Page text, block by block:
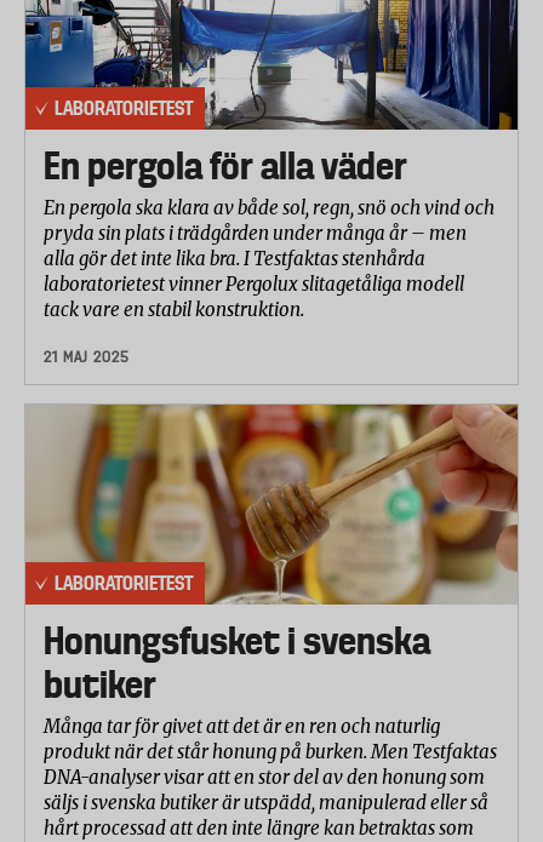
LABORATORIETEST
En pergola för alla väder
En pergola ska klara av både sol, regn, snö och vind och
pryda sin plats i trädgården under många år – men
alla gör det inte lika bra. I Testfaktas stenhårda
laboratorietest vinner Pergolux slitagetåliga modell
tack vare en stabil konstruktion.
21 MAJ 2025
LABORATORIETEST
Honungsfusket i svenska
butiker
Många tar för givet att det är en ren och naturlig
produkt när det står honung på burken. Men Testfaktas
DNA-analyser visar att en stor del av den honung som
säljs i svenska butiker är utspädd, manipulerad eller så
hårt processad att den inte längre kan betraktas som